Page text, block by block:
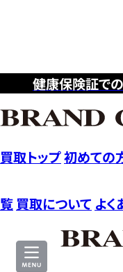
健康保険証で
買取トップ初めての
覧 買取について よ